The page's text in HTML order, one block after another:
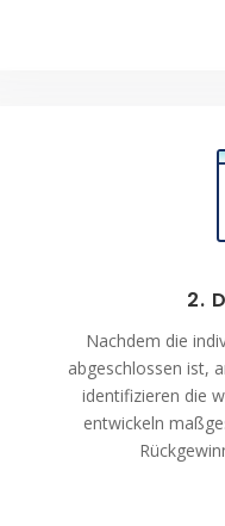
2.
Nachdem die
abgeschlossen ist,
identifizieren die
entwickeln